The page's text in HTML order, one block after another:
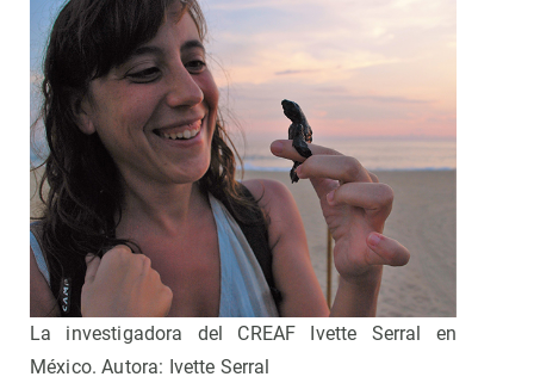
La investigadora del CREAF Ivette Serral en
México. Autora: Ivette Serral